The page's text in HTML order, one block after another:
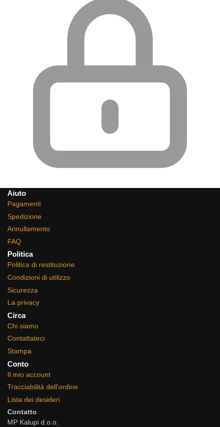
Aiuto
Pagamenti
Spedizione
Annullamento
FAQ
Politica
Politica di restituzione
Condizioni di utilizzo
Sicurezza
La privacy
Circa
Chi siamo
Contattateci
Stampa
Conto
Il mio account
Tracciabilità dell'ordine
Lista dei desideri
Contatto
MP Kalupi d.o.o.